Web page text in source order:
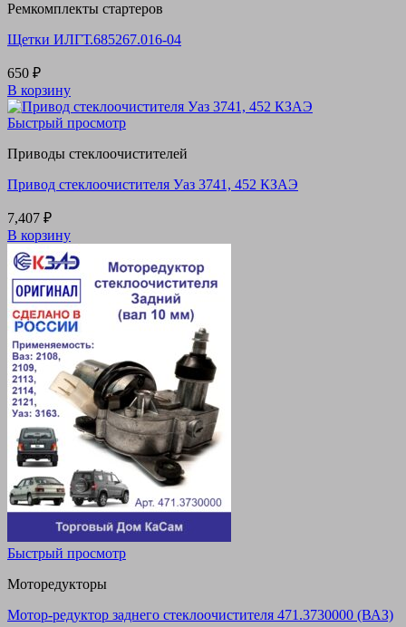
Ремкомплекты стартеров
Щетки ИЛГТ.685267.016-04
650 ₽
В корзину
Быстрый просмотр
Приводы стеклоочистителей
Привод стеклоочистителя Уаз 3741, 452 КЗАЭ
7,407 ₽
В корзину
Быстрый просмотр
Моторедукторы
Мотор-редуктор заднего стеклоочистителя 471.3730000 (ВАЗ)